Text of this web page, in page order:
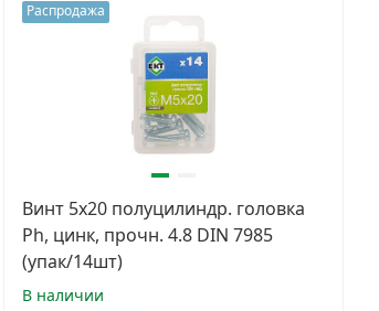
Распродажа
Винт 5х20 полуцилиндр. головка
Ph, цинк, прочн. 4.8 DIN 7985
(упак/14шт)
В наличии